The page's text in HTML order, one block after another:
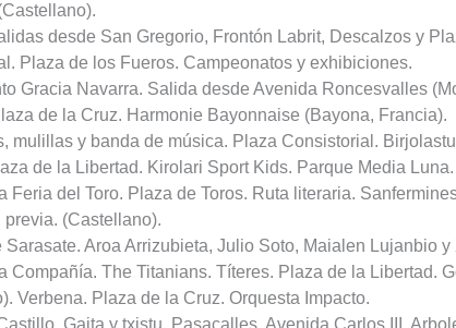
desde San Gregorio, Frontón Labrit, Descalzos y
Plaza de los Fueros. Campeonatos y exhibiciones.
Gracia Navarra. Salida desde Avenida Roncesvalles
de la Cruz. Harmonie Bayonnaise (Bayona, Francia).
mulillas y banda de música. Plaza Consistorial.
de la Libertad. Kirolari Sport Kids. Parque Media Luna.
Feria del Toro. Plaza de Toros. Ruta literaria.
(Castellano).
Aroa Arrizubieta, Julio Soto, Maialen Lujanbio
Compañía. The Titanians. Títeres. Plaza de la Libertad.
Verbena. Plaza de la Cruz. Orquesta Impacto.
Gaita y txistu. Pasacalles. Avenida Carlos III.